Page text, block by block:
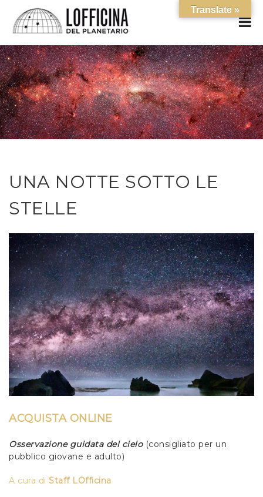
UNA NOTTE SOTTO LE
STELLE
ACQUISTA ONLINE
Osservazione guidata del cielo (consigliato per un
pubblico giovane e adulto)
A cura di Staff LOfficina
Translate »